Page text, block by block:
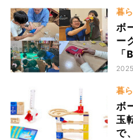
暮
ボ
ー
暮
ボ
玉
で